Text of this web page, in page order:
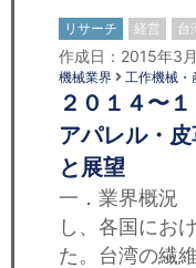
リサーチ 経営 台
作成日：2015年3
機械業界 工作機械・
２０１４〜
アパレル・
と展望
一．業界概況
し、各国にお
た。台湾の繊